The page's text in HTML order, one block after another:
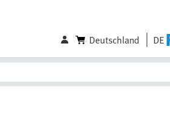
Deutschland DE